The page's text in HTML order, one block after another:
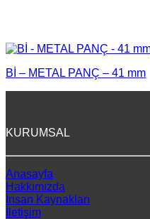
Bİ – METAL PANÇ – 41 mm
KURUMSAL
Anasayfa
Hakkımızda
İnsan Kaynakları
İletişim